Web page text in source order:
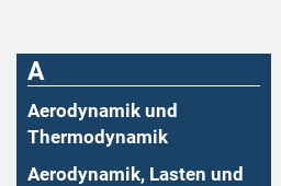
A
Aerodynamik und
Thermodynamik
Aerodynamik, Lasten und